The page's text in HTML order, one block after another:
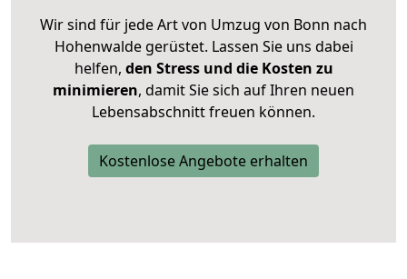
Wir sind für jede Art von Umzug von Bonn nach
Hohenwalde gerüstet. Lassen Sie uns dabei
helfen, den Stress und die Kosten zu
minimieren, damit Sie sich auf Ihren neuen
Lebensabschnitt freuen können.
Kostenlose Angebote erhalten